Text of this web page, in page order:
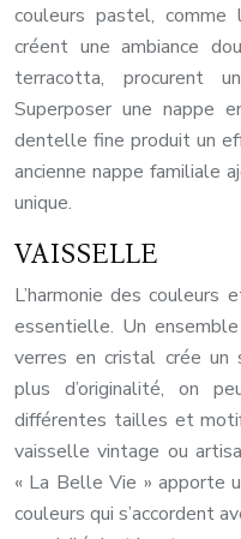
couleurs pastel,
créent une ambiance
terracotta, procurent
Superposer une nappe
dentelle fine produit un
ancienne nappe familiale
unique.
VAISSELLE
L’harmonie des
essentielle. Un
verres en cristal crée
plus d’originalité, on
différentes tailles et
vaisselle vintage ou
« La Belle Vie » apporte
couleurs qui s’accordent